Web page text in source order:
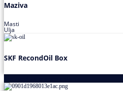
Maziva
Masti
Ulja
SKF RecondOil Box